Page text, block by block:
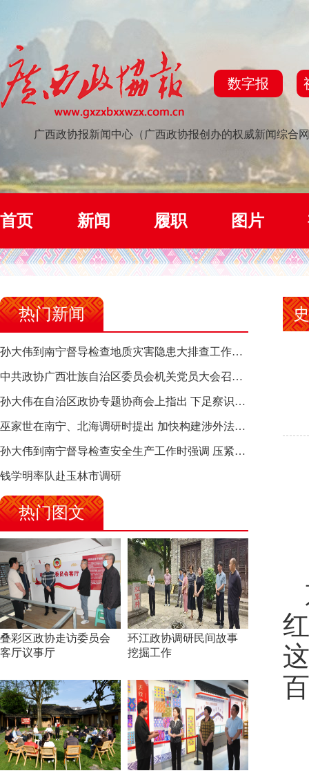
数字报
广西政协报新闻中心（广西政协报创办的权威新闻综合
首页 新闻 履职 图片
热门新闻
孙大伟到南宁督导检查地质灾害隐患大排查工作时强调 筑牢地质灾害安全防线 全力保障人民群众生命财产安全
中共政协广西壮族自治区委员会机关党员大会召开 选举产生新一届机关党委、机关纪委
孙大伟在自治区政协专题协商会上指出 下足察识谋督之功 恪尽服务大局之责 助推有色金属、关键金属产业高质量发展
巫家世在南宁、北海调研时提出 加快构建涉外法律供给集群 护航向海经济高质量发展
孙大伟到南宁督导检查安全生产工作时强调 压紧压实责任 狠抓隐患整治 坚决筑牢安全生产防线
钱学明率队赴玉林市调研
热门图文
叠彩区政协走访委员会
客厅议事厅
环江政协调研民间故事
挖掘工作